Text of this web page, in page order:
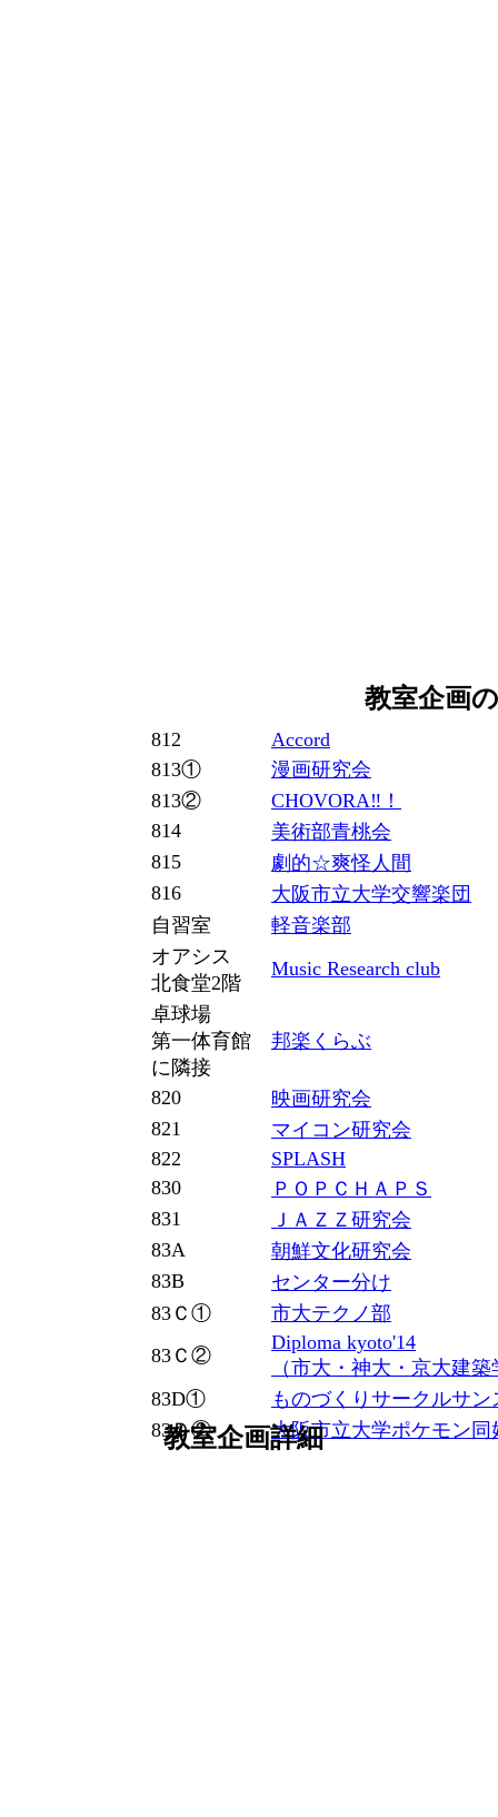
教室企画
教室企画詳細
812
Accord
813①
漫画研究会
813②
CHOVORA‼！
814
美術部青桃会
815
劇的☆爽怪人間
816
大阪市立大学交響楽団
自習室
軽音楽部
オアシス
北食堂2階
Music Research club
卓球場
第一体育館
に隣接
邦楽くらぶ
820
映画研究会
821
マイコン研究会
822
SPLASH
830
ＰＯＰＣＨＡＰＳ
831
ＪＡＺＺ研究会
83A
朝鮮文化研究会
83B
センター分け
83Ｃ①
市大テクノ部
83Ｃ②
Diploma kyoto'14
（市大・神大・京大建
83D①
ものづくりサークルサン
83Ｄ②
大阪市立大学ポケモン同